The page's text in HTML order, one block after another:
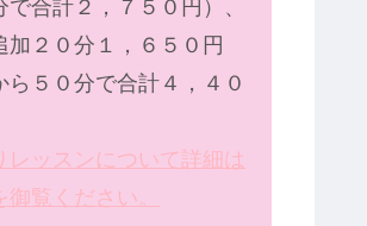
で合計２，７５０円）、
加２０分１，６５０円
ら５０分で合計４，４０
レッスンについて詳細は
御覧ください。